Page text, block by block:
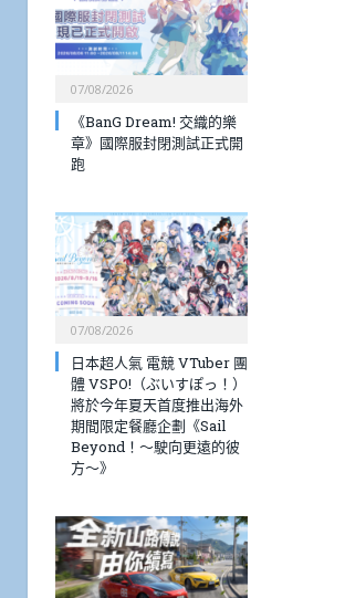
07/08/2026
《BanG Dream! 交織的樂
章》國際服封閉測試正式開
跑
07/08/2026
日本超人氣 電競 VTuber 團
體 VSPO!（ぶいすぽっ！）
將於今年夏天首度推出海外
期間限定餐廳企劃《Sail
Beyond！～駛向更遠的彼
方～》